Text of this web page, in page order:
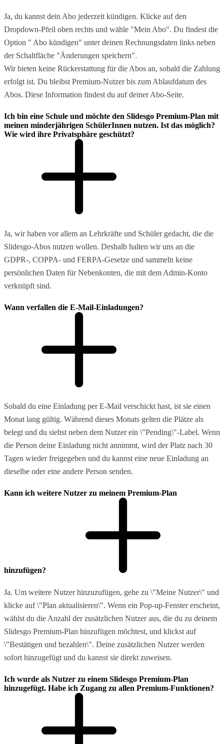
Ja, du kannst dein Abo jederzeit kündigen. Klicke auf den
Dropdown-Pfeil oben rechts und wähle "Mein Abo". Du findest die
Option " Abo kündigen" unter deinen Rechnungsdaten links neben
der Schaltfläche "Änderungen speichern".
Wir bieten keine Rückerstattung für die Abos an, sobald die Zahlung
erfolgt ist. Du bleibst Premium-Nutzer bis zum Ablaufdatum des
Abos. Diese Information findest du auf deiner Abo-Seite.
Ich bin eine Schule und möchte den Slidesgo Premium-Plan mit
meinen minderjährigen SchülerInnen nutzen. Ist das möglich?
Wie wird ihre Privatsphäre geschützt?
Ja, wir haben vor allem an Lehrkräfte und Schüler gedacht, die die
Slidesgo-Abos nutzen wollen. Deshalb halten wir uns an die
GDPR-, COPPA- und FERPA-Gesetze und sammeln keine
persönlichen Daten für Nebenkonten, die mit dem Admin-Konto
verknüpft sind.
Wann verfallen die E-Mail-Einladungen?
Sobald du eine Einladung per E-Mail verschickt hast, ist sie einen
Monat lang gültig. Während dieses Monats gelten die Plätze als
belegt und du siehst neben dem Nutzer ein \"Pending\"-Label. Wenn
die Person deine Einladung nicht annimmt, wird der Platz nach 30
Tagen wieder freigegeben und du kannst eine neue Einladung an
dieselbe oder eine andere Person senden.
Kann ich weitere Nutzer zu meinem Premium-Plan
hinzufügen?
Ja. Um weitere Nutzer hinzuzufügen, gehe zu \"Meine Nutzer\" und
klicke auf \"Plan aktualisieren\". Wenn ein Pop-up-Fenster erscheint,
wählst du die Anzahl der zusätzlichen Nutzer aus, die du zu deinem
Slidesgo Premium-Plan hinzufügen möchtest, und klickst auf
\"Bestätigen und bezahlen\". Deine zusätzlichen Nutzer werden
sofort hinzugefügt und du kannst sie direkt zuweisen.
Ich wurde als Nutzer zu einem Slidesgo Premium-Plan
hinzugefügt. Habe ich Zugang zu allen Premium-Funktionen?